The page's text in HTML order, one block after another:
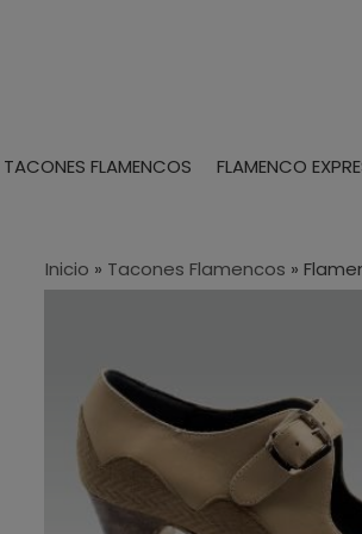
TACONES FLAMENCOS FLAMENCO
Inicio » Tacones Flamencos »